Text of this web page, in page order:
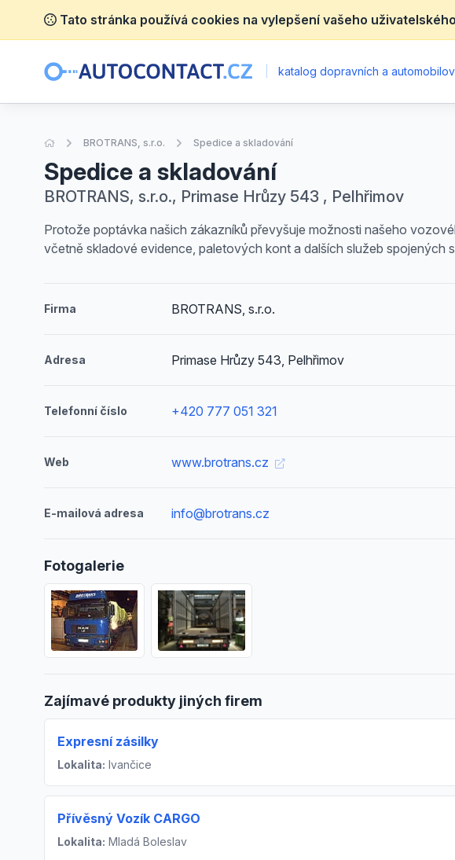
Tato stránka používá cookies na vylepšení vašeho
katalog dopravních a
Úvodní stránka
BROTRANS, s.r.o. Spedice a skladování
Spedice a skladování
BROTRANS, s.r.o., Primase Hrůzy 543 , Pelhřimov
Protože poptávka našich zákazníků převyšuje možnosti našeho
včetně skladové evidence, paletových kont a dalších služeb spojených
Firma BROTRANS, s.r.o.
Adresa Primase Hrůzy 543, Pelhřimov
Telefonní číslo +420 777 051 321
Web www.brotrans.cz
E-mailová adresa info@brotrans.cz
Fotogalerie
Zajímavé produkty jiných firem
Expresní zásilky
Lokalita: Ivančice
Přívěsný Vozík CARGO
Lokalita: Mladá Boleslav